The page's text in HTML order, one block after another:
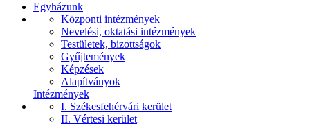
Egyházunk
Központi intézmények
Nevelési, oktatási intézmények
Testületek, bizottságok
Gyűjtemények
Képzések
Alapítványok
Intézmények
I. Székesfehérvári kerület
II. Vértesi kerület